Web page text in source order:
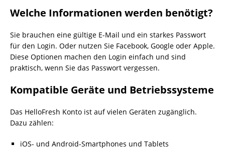
Welche Informationen werden benötigt?
Sie brauchen eine gültige E-Mail und ein starkes Passwort
für den Login. Oder nutzen Sie Facebook, Google oder Apple.
Diese Optionen machen den Login einfach und sind
praktisch, wenn Sie das Passwort vergessen.
Kompatible Geräte und Betriebssysteme
Das HelloFresh Konto ist auf vielen Geräten zugänglich.
Dazu zählen:
iOS- und Android-Smartphones und Tablets